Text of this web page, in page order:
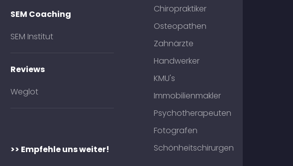
SEM Coaching
SEM Institut
Reviews
Weglot
>> Empfehle uns weiter!
Chiropraktiker
Osteopathen
Zahnärzte
Handwerker
KMU's
Immobilienmakler
Psychotherapeuten
Fotografen
Schönheitschirurgen